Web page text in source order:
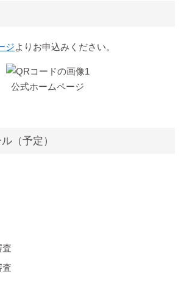
ジよりお申込みください。
公式ホームページ
（予定）
査
査